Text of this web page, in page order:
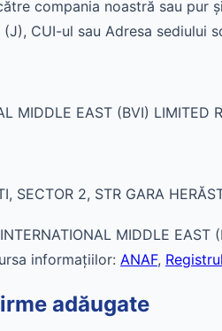
compania noastră sau pur
CUI-ul sau Adresa sediului
MIDDLE EAST (BVI) LIMITED
SECTOR 2, STR GARA
MIDDLE
informațiilor: ANAF,
adăugate